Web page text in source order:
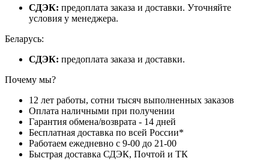
СДЭК: предоплата заказа и доставки. Уточняйте
условия у менеджера.
Беларусь:
СДЭК: предоплата заказа и доставки.
Почему мы?
12 лет работы, сотни тысяч выполненных заказов
Оплата наличными при получении
Гарантия обмена/возврата - 14 дней
Бесплатная доставка по всей России*
Работаем ежедневно с 9-00 до 21-00
Быстрая доставка СДЭК, Почтой и ТК